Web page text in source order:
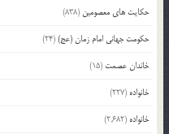
حکایت های معصومین (838)
حکومت جهانی امام زمان (عج)(24)
خاندان عصمت (15)
خانواده (227)
خانواده (2,682)